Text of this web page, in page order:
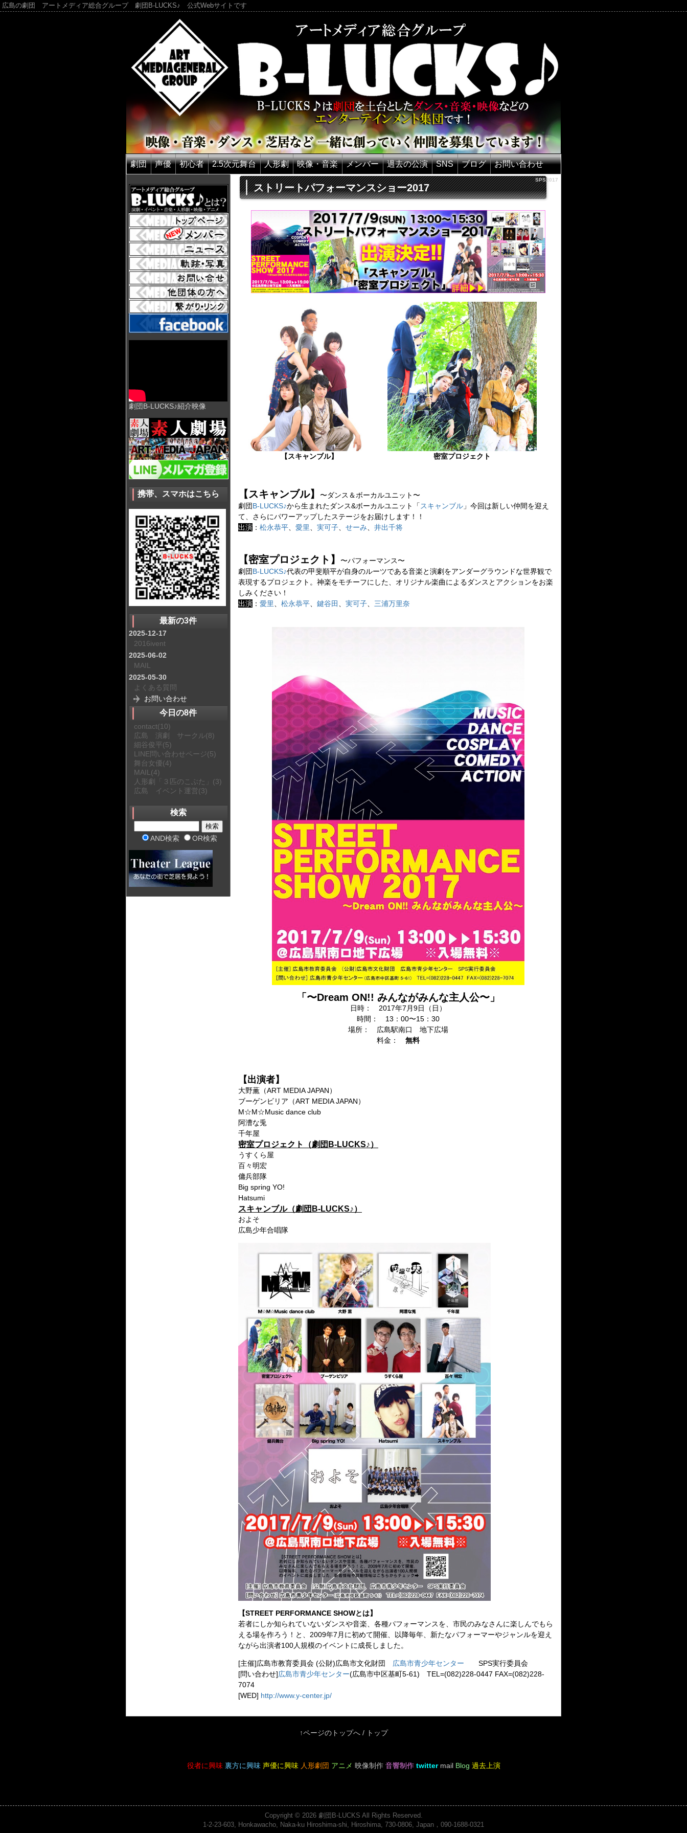
広島の劇団 アートメディア総合グループ 劇団B-LUCKS♪ 公式Webサイトです
劇団 声優 初心者 2.5次元舞台 人形劇 映像・音楽 メンバー 過去の公演 SNS ブログ お問い合わせ
SPS2017
ストリートパフォーマンスショー2017
【スキャンブル】 密室プロジェクト
【スキャンブル】
〜ダンス＆ボーカルユニット〜
劇団B-LUCKS♪から生まれたダンス&ボーカルユニット「 スキャンブル 」今回は新しい仲間を迎え
て、さらにパワーアップしたステージをお届けします！！
出演 ： 松永恭平 愛里 実可子 せーみ 井出千将
【密室プロジェクト】
〜パフォーマンス〜
劇団B-LUCKS♪代表の甲斐順平が自身のルーツである音楽と演劇をアンダーグラウンドな世界観で
表現するプロジェクト。神楽をモチーフにした、オリジナル楽曲によるダンスとアクションをお楽
しみください！
出演 ： 愛里 松永恭平 鍵谷田 実可子 三浦万里奈
「〜Dream ON!! みんながみんな主人公〜」
日時： 2017年7月9日（日）
時間： 13：00〜15：30
場所： 広島駅南口 地下広場
料金： 無料
【出演者】
大野薫（ART MEDIA JAPAN）
ブーゲンビリア（ART MEDIA JAPAN）
M☆M☆Music dance club
阿漕な兎
千年屋
密室プロジェクト（劇団B-LUCKS♪）
うすくら屋
百々明宏
傭兵部隊
Big spring YO!
Hatsumi
スキャンブル（劇団B-LUCKS♪）
およそ
広島少年合唱隊
【STREET PERFORMANCE SHOWとは】
若者にしか知られていないダンスや音楽、各種パフォーマンスを、市民のみなさんに楽しんでもら
える場を作ろう！と、2009年7月に初めて開催、以降毎年、新たなパフォーマーやジャンルを迎え
ながら出演者100人規模のイベントに成長しました。
[主催]広島市教育委員会 (公財)広島市文化財団 広島市青少年センター SPS実行委員会
[問い合わせ]広島市青少年センター(広島市中区基町5-61) TEL=(082)228-0447 FAX=(082)228-
7074
[WED] http://www.y-center.jp/
劇団B-LUCKS♪紹介映像
携帯、スマホはこちら
最新の3件
2025-12-17
2016ivent
2025-06-02
MAIL
2025-05-30
よくある質問
お問い合わせ
今日の8件
contact(10)
広島 演劇 サークル(8)
細谷俊平(5)
LINE問い合わせページ(5)
舞台女優(4)
MAIL (4)
人形劇「３匹のこぶた」 (3)
広島 イベント運営(3)
検索
AND検索 OR検索
↑ページのトップへ/ トップ
役者に興味 裏方に興味 声優に興味 人形劇団 アニメ 映像制作 音響制作 twitter mail Blog 過去上演
Copyright © 2026 劇団B-LUCKS All Rights Reserved.
1-2-23-603, Honkawacho, Naka-ku Hiroshima-shi, Hiroshima, 730-0806, Japan，090-1688-0321